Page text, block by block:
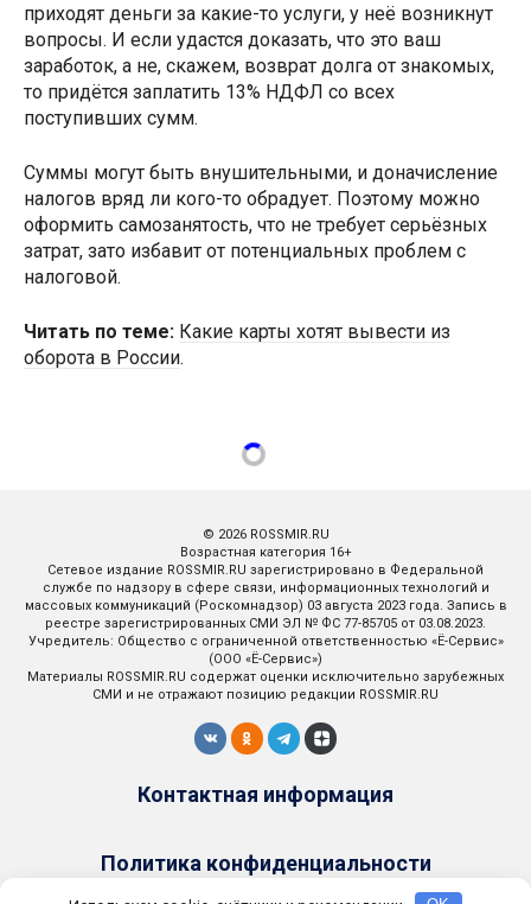
приходят деньги за какие-то услуги, у неё возникнут
вопросы. И если удастся доказать, что это ваш
заработок, а не, скажем, возврат долга от знакомых,
то придётся заплатить 13% НДФЛ со всех
поступивших сумм.
Суммы могут быть внушительными, и доначисление
налогов вряд ли кого-то обрадует. Поэтому можно
оформить самозанятость, что не требует серьёзных
затрат, зато избавит от потенциальных проблем с
налоговой.
Читать по теме: Какие карты хотят вывести из
оборота в России.
© 2026 ROSSMIR.RU
Возрастная категория 16+
Сетевое издание ROSSMIR.RU зарегистрировано в Федеральной
службе по надзору в сфере связи, информационных технологий и
массовых коммуникаций (Роскомнадзор) 03 августа 2023 года. Запись в
реестре зарегистрированных СМИ ЭЛ № ФС 77-85705 от 03.08.2023.
Учредитель: Общество с ограниченной ответственностью «Ё-Сервис»
(ООО «Ё-Сервис»)
Материалы ROSSMIR.RU содержат оценки исключительно зарубежных
СМИ и не отражают позицию редакции ROSSMIR.RU
Контактная информация
Политика конфиденциальности